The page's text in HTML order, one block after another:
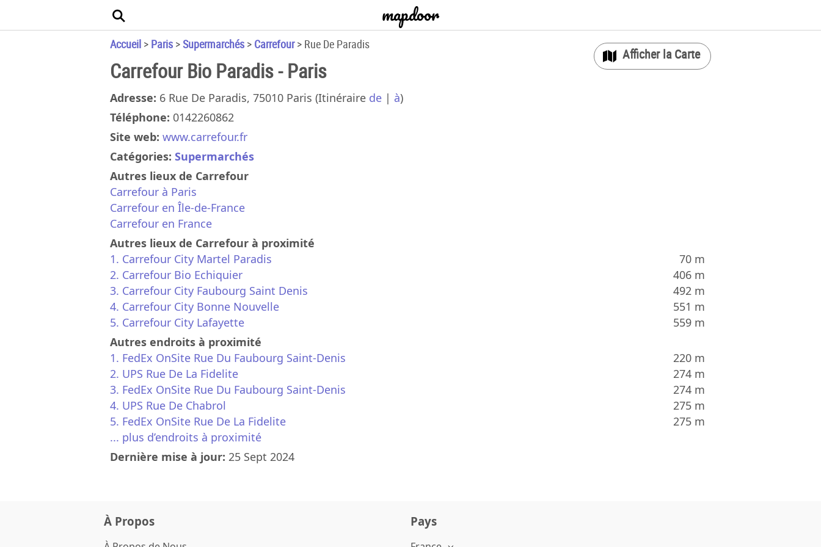
mapdoor
Carte
Accueil > Paris >Supermarchés > Carrefour> Rue De Paradis
Carrefour Bio Paradis - Paris
Adresse: 6 Rue De Paradis, 75010 Paris (Itinéraire de | à)
Téléphone: 0142260862
Site web: www.carrefour.fr
Catégories: Supermarchés
Autres lieux de Carrefour
Carrefour à Paris
Carrefour en Île-de-France
Carrefour en France
Autres lieux de Carrefour à proximité
1. Carrefour City Martel Paradis
70 m
2. Carrefour Bio Echiquier
406 m
3. Carrefour City Faubourg Saint Denis
492 m
4. Carrefour City Bonne Nouvelle
551 m
5. Carrefour City Lafayette
559 m
Autres endroits à proximité
1. FedEx OnSite Rue Du Faubourg Saint-Denis
220 m
2. UPS Rue De La Fidelite
274 m
3. FedEx OnSite Rue Du Faubourg Saint-Denis
274 m
4. UPS Rue De Chabrol
275 m
5. FedEx OnSite Rue De La Fidelite
275 m
... plus d’endroits à proximité
Dernière mise à jour: 25 Sept 2024
À Propos Pays